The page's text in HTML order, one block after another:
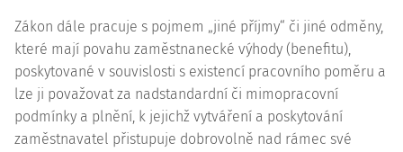
Zákon dále pracuje s pojmem „jiné příjmy“ či jiné odměny,
které mají povahu zaměstnanecké výhody (benefitu),
poskytované v souvislosti s existencí pracovního poměru a
lze ji považovat za nadstandardní či mimopracovní
podmínky a plnění, k jejichž vytváření a poskytování
zaměstnavatel přistupuje dobrovolně nad rámec své